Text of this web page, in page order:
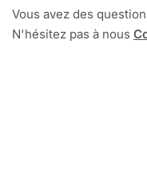
Vous avez des
N'hésitez pas à nous